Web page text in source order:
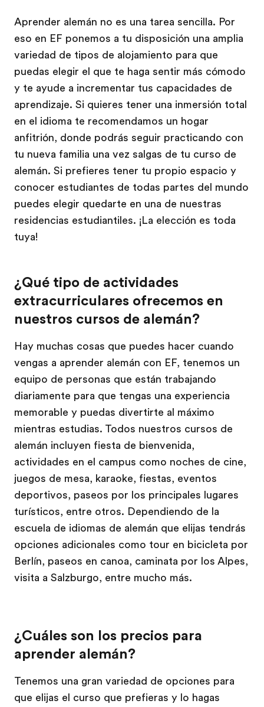
Aprender alemán no es una tarea sencilla. Por
eso en EF ponemos a tu disposición una amplia
variedad de tipos de alojamiento para que
puedas elegir el que te haga sentir más cómodo
y te ayude a incrementar tus capacidades de
aprendizaje. Si quieres tener una inmersión total
en el idioma te recomendamos un hogar
anfitrión, donde podrás seguir practicando con
tu nueva familia una vez salgas de tu curso de
alemán. Si prefieres tener tu propio espacio y
conocer estudiantes de todas partes del mundo
puedes elegir quedarte en una de nuestras
residencias estudiantiles. ¡La elección es toda
tuya!
¿Qué tipo de actividades
extracurriculares ofrecemos en
nuestros cursos de alemán?
Hay muchas cosas que puedes hacer cuando
vengas a aprender alemán con EF, tenemos un
equipo de personas que están trabajando
diariamente para que tengas una experiencia
memorable y puedas divertirte al máximo
mientras estudias. Todos nuestros cursos de
alemán incluyen fiesta de bienvenida,
actividades en el campus como noches de cine,
juegos de mesa, karaoke, fiestas, eventos
deportivos, paseos por los principales lugares
turísticos, entre otros. Dependiendo de la
escuela de idiomas de alemán que elijas tendrás
opciones adicionales como tour en bicicleta por
Berlín, paseos en canoa, caminata por los Alpes,
visita a Salzburgo, entre mucho más.
¿Cuáles son los precios para
aprender alemán?
Tenemos una gran variedad de opciones para
que elijas el curso que prefieras y lo hagas